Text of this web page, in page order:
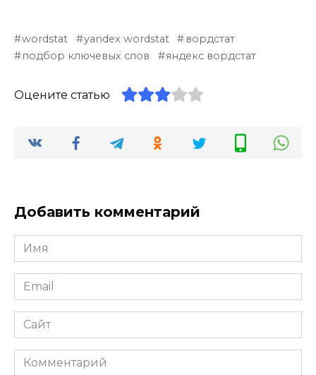
wordstat yandex wordstat
вордстат
подбор ключевых слов
яндекс вордстат
Оцените статью
Добавить комментарий
Имя
*
Email
*
Сайт
Комментарий